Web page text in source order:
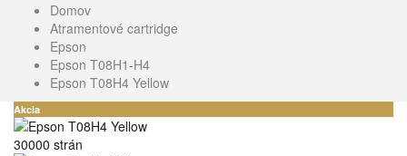
Domov
Atramentové cartridge
Epson
Epson T08H1-H4
Epson T08H4 Yellow
Akcia
30000 strán